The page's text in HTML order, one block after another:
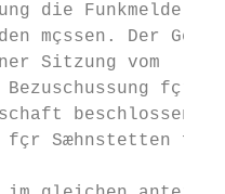
die Funkmelde-
mçssen. Der Ge-
Sitzung vom
fçr
beschlossen.
fçr Sæhnstetten fol-